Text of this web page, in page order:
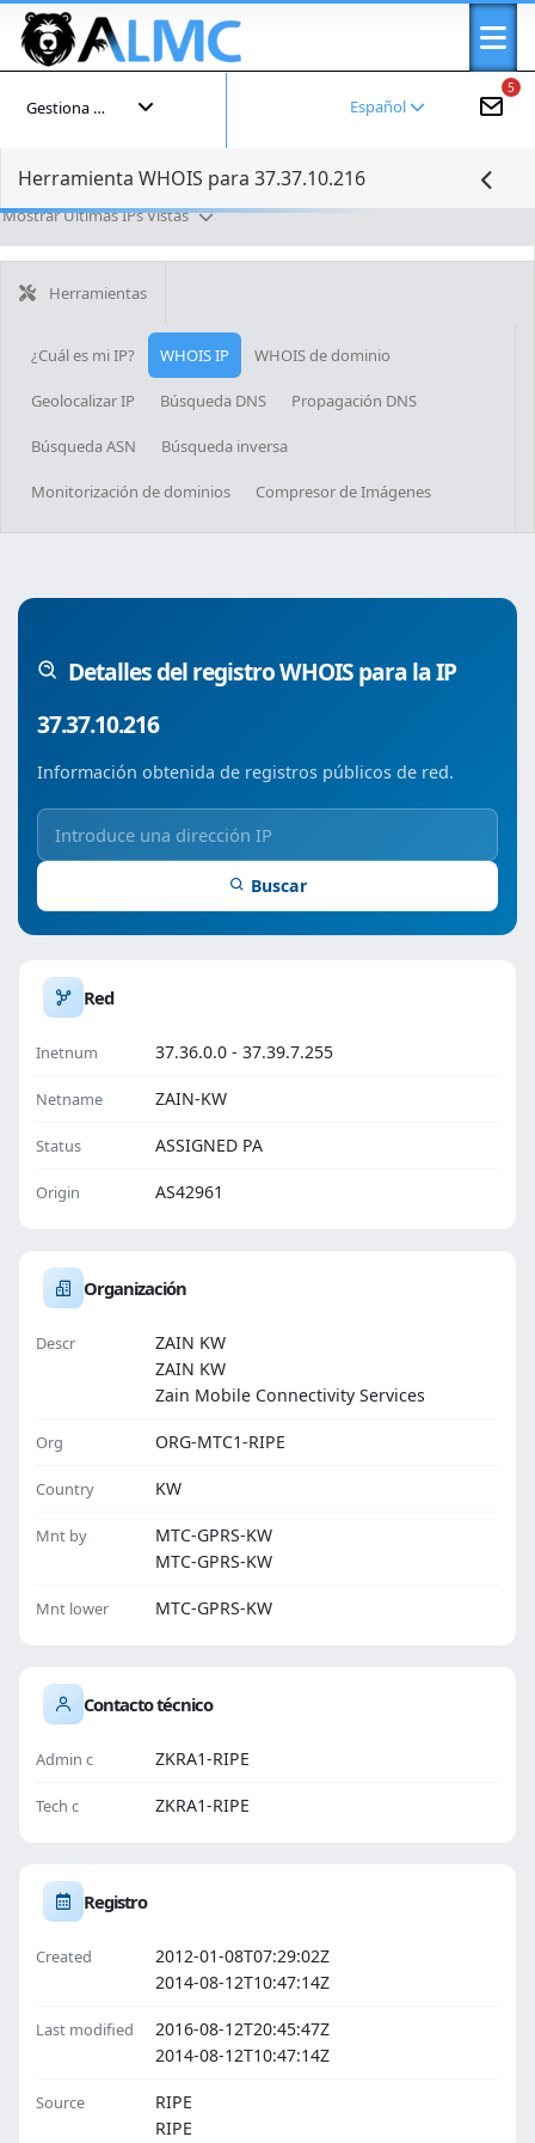
5
Español
Gestiona tu cuenta
Herramienta WHOIS para 37.37.10.216
Mostrar Últimas IPs Vistas
Herramientas
¿Cuál es mi IP? WHOIS IP WHOIS de dominio
Geolocalizar IP Búsqueda DNS Propagación DNS
Búsqueda ASN Búsqueda inversa
Monitorización de dominios Compresor de Imágenes
Detalles del registro WHOIS para la IP
37.37.10.216
Información obtenida de registros públicos de red.
Buscar
Red
Inetnum 37.36.0.0 - 37.39.7.255
Netname ZAIN-KW
Status ASSIGNED PA
Origin AS42961
Organización
Descr
ZAIN KW
ZAIN KW
Zain Mobile Connectivity Services
Org ORG-MTC1-RIPE
Country KW
Mnt by
MTC-GPRS-KW
MTC-GPRS-KW
Mnt lower MTC-GPRS-KW
Contacto técnico
Admin c ZKRA1-RIPE
Tech c ZKRA1-RIPE
Registro
Created
2012-01-08T07:29:02Z
2014-08-12T10:47:14Z
Last modified
2016-08-12T20:45:47Z
2014-08-12T10:47:14Z
Source
RIPE
RIPE